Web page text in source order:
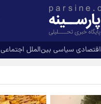
اقتصادی سیاسی بین‌الملل اجتماعی